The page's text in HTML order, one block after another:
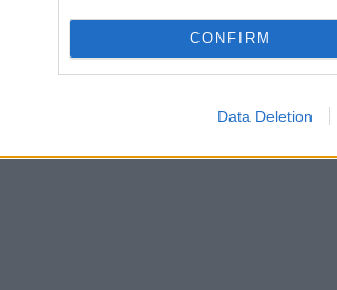
CONFIRM
Data Deletion